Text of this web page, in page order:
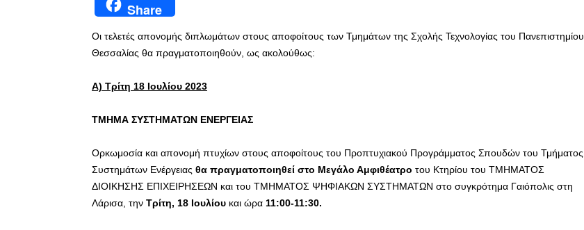
Share
Οι τελετές απονομής διπλωμάτων στους αποφοίτους των Τμημάτων της Σχολής Τεχνολογίας του Πανεπιστημίου
Θεσσαλίας θα πραγματοποιηθούν, ως ακολούθως:
Α) Τρίτη 18 Ιουλίου 2023
ΤΜΗΜΑ ΣΥΣΤΗΜΑΤΩΝ ΕΝΕΡΓΕΙΑΣ
Ορκωμοσία και απονομή πτυχίων στους αποφοίτους του Προπτυχιακού Προγράμματος Σπουδών του Τμήματος
Συστημάτων Ενέργειας θα πραγματοποιηθεί στο Μεγάλο Αμφιθέατρο του Κτηρίου του ΤΜΗΜΑΤΟΣ
ΔΙΟΙΚΗΣΗΣ ΕΠΙΧΕΙΡΗΣΕΩΝ και του ΤΜΗΜΑΤΟΣ ΨΗΦΙΑΚΩΝ ΣΥΣΤΗΜΑΤΩΝ στο συγκρότημα Γαιόπολις στη
Λάρισα, την Τρίτη, 18 Ιουλίου και ώρα 11:00-11:30.